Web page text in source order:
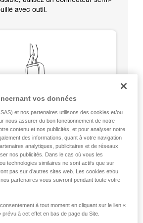
avec outil.
résistance équivalente dans
de faiblesse comme la bague
des mousquetons.
vos données
et nos partenaires utilisons des cookies et/ou
nous assurer du bon fonctionnement de notre
contenu et nos publicités, et pour analyser notre
des informations, quant à votre navigation
analytiques, publicitaires et de réseaux
nos publicités. Dans le cas où vous les
technologies similaires ne sont actifs que sur
pas sur d’autres sites web. Les cookies et/ou
partenaires vous suivront pendant toute votre
à tout moment en cliquant sur le lien «
à cet effet en bas de page du Site.